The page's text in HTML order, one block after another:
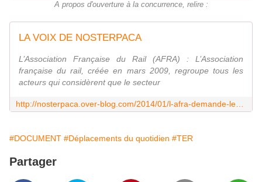
A propos d'ouverture à la concurrence, relire :
LA VOIX DE NOSTERPACA
L’Association Française du Rail (AFRA) : L’Association
française du rail, créée en mars 2009, regroupe tous les
acteurs qui considèrent que le secteur
#DOCUMENT #Déplacements du quotidien #TER
Partager